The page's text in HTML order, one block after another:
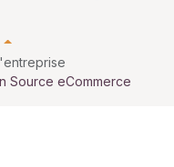
Source eCommerce